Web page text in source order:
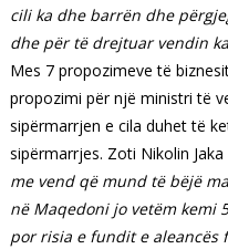
cili ka dhe barrën dhe
dhe për të drejtuar vendin
Mes 7 propozimeve të
propozimi për një ministri të
sipërmarrjen e cila duhet të
sipërmarrjes. Zoti Nikolin
me vend që mund të bëjë
në Maqedoni jo vetëm kemi
por risia e fundit e aleancës